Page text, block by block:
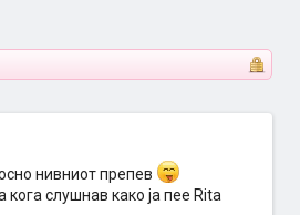
нивниот препев
слушнав како ја пее Rita